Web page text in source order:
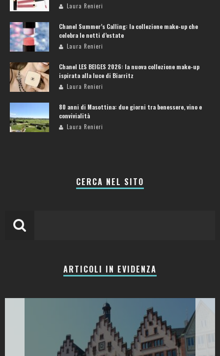
Laura Renieri
Chanel Summer’s Calling: la collezione make-up che
celebra le notti d’estate
Laura Renieri
Chanel LES BEIGES 2026: la nuova collezione make-up
ispirata alla luce di Biarritz
Laura Renieri
80 anni di Masottina: due giorni tra benessere, vino e
convivialità
Laura Renieri
CERCA NEL SITO
ARTICOLI IN EVIDENZA